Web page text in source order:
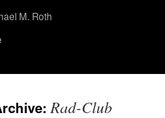
M. Roth
Rad-Club